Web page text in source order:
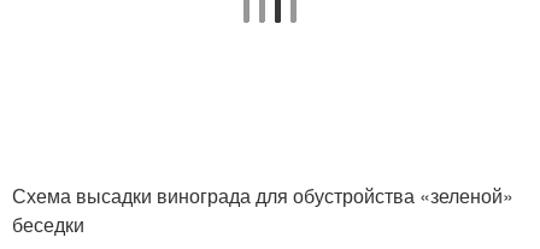
Схема высадки винограда для обустройства «зеленой»
беседки